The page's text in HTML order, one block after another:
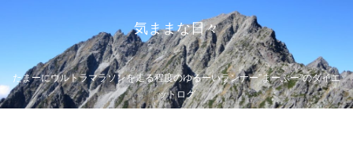
気ままな日々
たまーにウルトラマラソンを走る程度のゆるーいランナー”まーぶー”のダイエ
ットログ